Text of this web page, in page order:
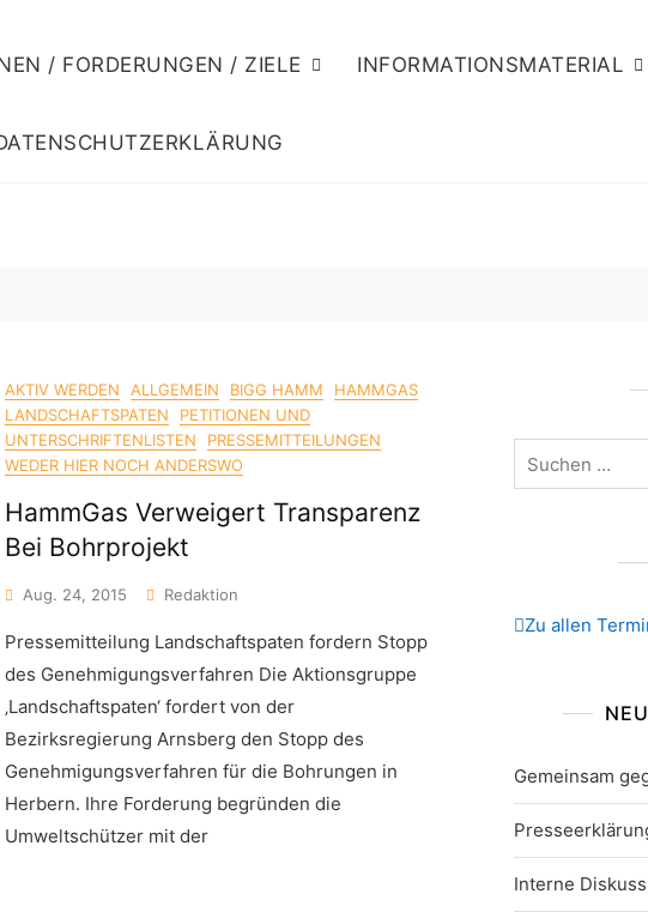
/ FORDERUNGEN / ZIELE INFORMATIONSMATERIAL
AKTIV WERDEN ALLGEMEIN BIGG HAMM
HAMMGAS
LANDSCHAFTSPATEN
PETITIONEN UND
UNTERSCHRIFTENLISTEN
PRESSEMITTEILUNGEN
WEDER HIER NOCH ANDERSWO
HammGas Verweigert Transparenz
Bei Bohrprojekt
Aug. 24, 2015 Redaktion
Pressemitteilung Landschaftspaten fordern Stopp
des Genehmigungsverfahren Die Aktionsgruppe
‚Landschaftspaten‘ fordert von der
Bezirksregierung Arnsberg den Stopp des
Genehmigungsverfahren für die Bohrungen in
Herbern. Ihre Forderung begründen die
Umweltschützer mit der
Zu allen
Gemeinsam
Interne